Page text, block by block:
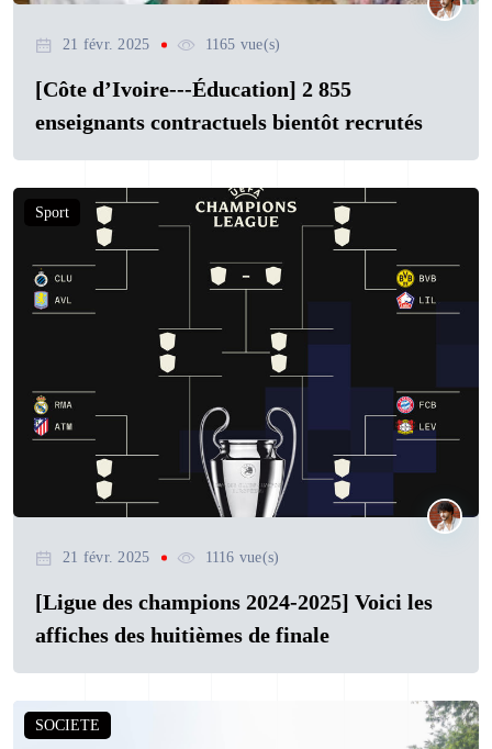
21 févr. 2025 1165 vue(s)
[Côte d’Ivoire---Éducation] 2 855
enseignants contractuels bientôt recrutés
Sport
21 févr. 2025 1116 vue(s)
[Ligue des champions 2024-2025] Voici les
affiches des huitièmes de finale
SOCIETE